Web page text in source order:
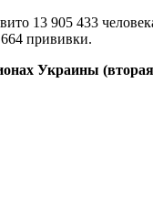
13 905 433
прививки.
Украины (вторая